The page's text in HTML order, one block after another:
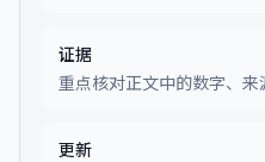
证据
重点核对正文中的数字、来
更新